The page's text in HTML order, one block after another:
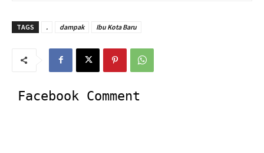
TAGS . dampak Ibu Kota Baru
Facebook Comment